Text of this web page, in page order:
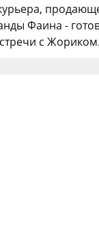
Фаина -
с